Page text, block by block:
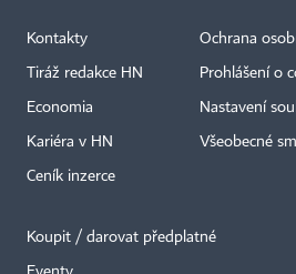
Kontakty
Tiráž redakce HN
Economia
Kariéra v HN
Ceník inzerce
Ochrana
Prohlášení o
Nastavení
Všeobecné
Koupit / darovat předplatné